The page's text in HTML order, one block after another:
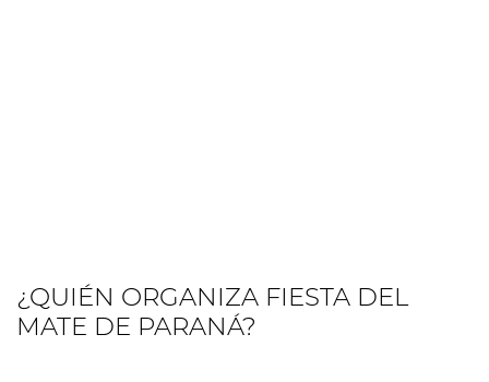
¿QUIÉN ORGANIZA FIESTA DEL
MATE DE PARANÁ?